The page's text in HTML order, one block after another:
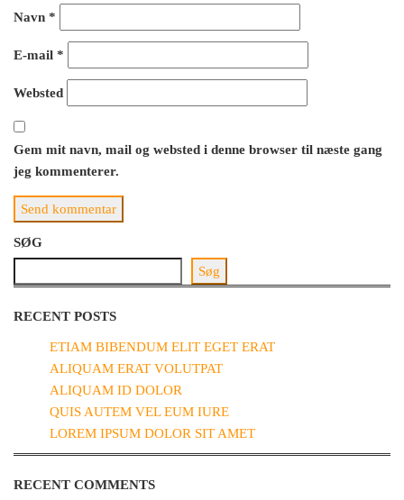
Navn *
E-mail *
Websted
Gem mit navn, mail og websted i denne browser til næste gang
jeg kommenterer.
SØG
Søg
RECENT POSTS
ETIAM BIBENDUM ELIT EGET ERAT
ALIQUAM ERAT VOLUTPAT
ALIQUAM ID DOLOR
QUIS AUTEM VEL EUM IURE
LOREM IPSUM DOLOR SIT AMET
RECENT COMMENTS